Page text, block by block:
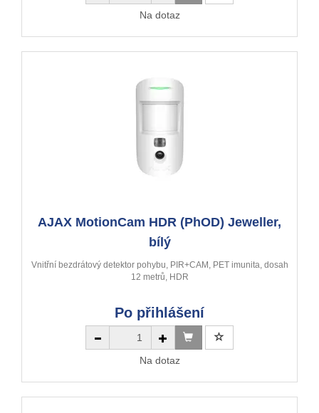
Na dotaz
AJAX MotionCam HDR (PhOD) Jeweller,
bílý
Vnitřní bezdrátový detektor pohybu, PIR+CAM, PET imunita, dosah
12 metrů, HDR
Po přihlášení
Na dotaz